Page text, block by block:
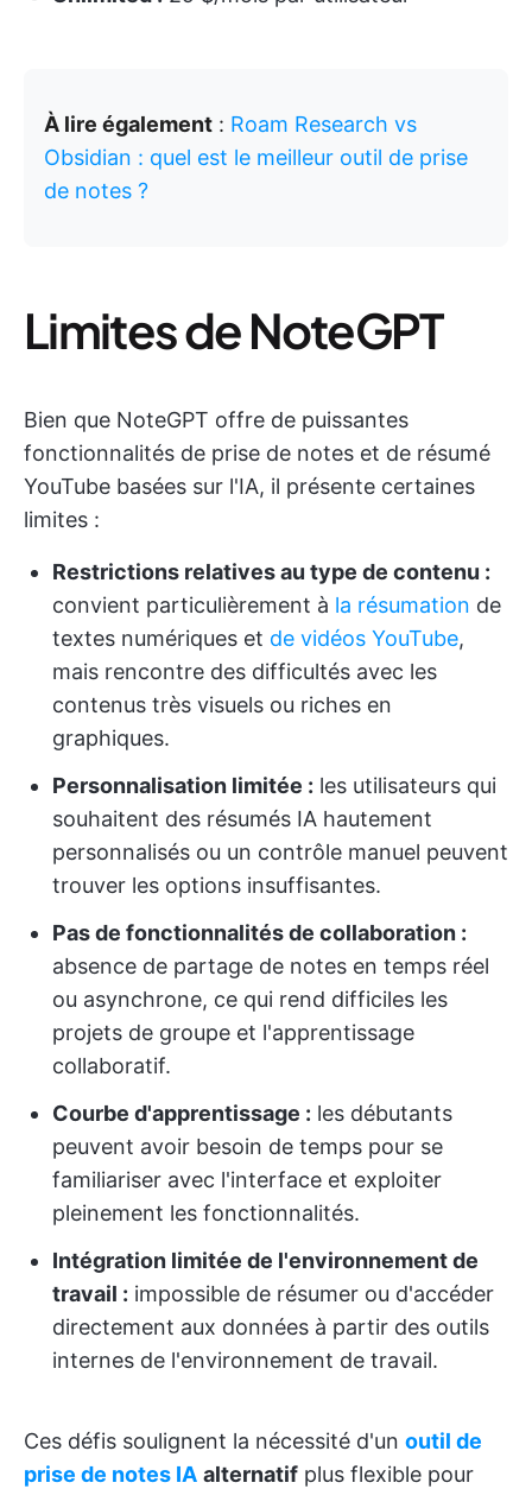
À lire également : Roam Research vs
Obsidian : quel est le meilleur outil de prise
de notes ?
Limites de NoteGPT
Bien que NoteGPT offre de puissantes
fonctionnalités de prise de notes et de résumé
YouTube basées sur l'IA, il présente certaines
limites :
Restrictions relatives au type de contenu :
convient particulièrement à la résumation de
textes numériques et de vidéos YouTube,
mais rencontre des difficultés avec les
contenus très visuels ou riches en
graphiques.
Personnalisation limitée : les utilisateurs qui
souhaitent des résumés IA hautement
personnalisés ou un contrôle manuel peuvent
trouver les options insuffisantes.
Pas de fonctionnalités de collaboration :
absence de partage de notes en temps réel
ou asynchrone, ce qui rend difficiles les
projets de groupe et l'apprentissage
collaboratif.
Courbe d'apprentissage : les débutants
peuvent avoir besoin de temps pour se
familiariser avec l'interface et exploiter
pleinement les fonctionnalités.
Intégration limitée de l'environnement de
travail : impossible de résumer ou d'accéder
directement aux données à partir des outils
internes de l'environnement de travail.
Ces défis soulignent la nécessité d'un outil de
prise de notes IA alternatif plus flexible pour